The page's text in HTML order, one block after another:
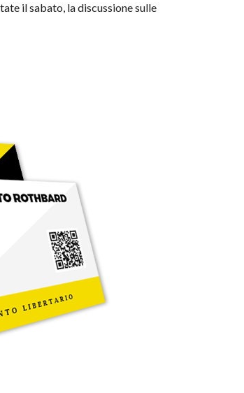
il sabato, la discussione sulle